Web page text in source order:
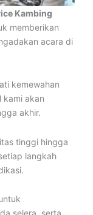
Kambing
memberikan
acara di
kemewahan
kami akan
akhir.
tinggi hingga
langkah
selera, serta